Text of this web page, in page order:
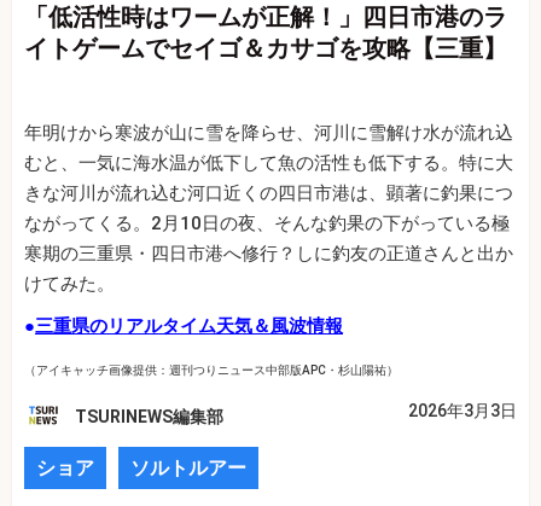
「低活性時はワームが正解！」四日市港のラ
イトゲームでセイゴ＆カサゴを攻略【三重】
年明けから寒波が山に雪を降らせ、河川に雪解け水が流れ込
むと、一気に海水温が低下して魚の活性も低下する。特に大
きな河川が流れ込む河口近くの四日市港は、顕著に釣果につ
ながってくる。2月10日の夜、そんな釣果の下がっている極
寒期の三重県・四日市港へ修行？しに釣友の正道さんと出か
けてみた。
●三重県のリアルタイム天気＆風波情報
（アイキャッチ画像提供：週刊つりニュース中部版APC・杉山陽祐）
TSURINEWS編集部 2026年3月3日
ショア ソルトルアー